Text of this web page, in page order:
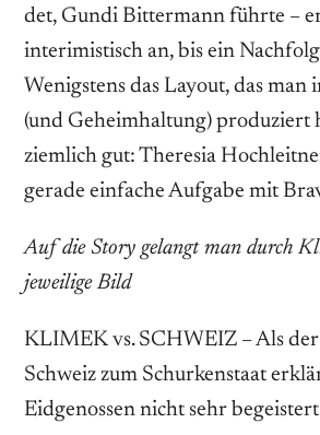
det, Gundi Bittermann führte –
interimistisch an, bis ein
Wenigstens das Layout, das man
(und Geheimhaltung) produziert
ziemlich gut: ­Theresia
gerade einfache Aufgabe mit
Auf die Story gelangt man durch
jeweilige Bild
KLIMEK vs. SCHWEIZ – Als
Schweiz zum Schurkenstaat
Eidgenossen nicht sehr